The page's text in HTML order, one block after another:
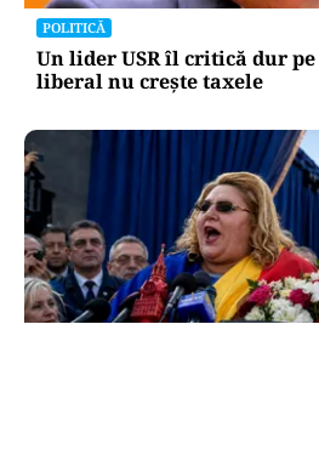
POLITICĂ
Un lider USR îl critică dur
liberal nu crește taxele